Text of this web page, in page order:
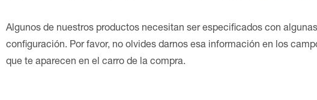
Algunos de nuestros productos necesitan ser especificados con
configuración. Por favor, no olvides darnos esa información en los
que te aparecen en el carro de la compra.